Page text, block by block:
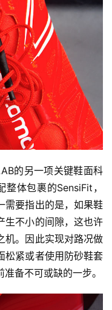
的另一项关键鞋面科
体包裹的SensiFit，
需要指出的是，如果鞋
生不小的间隙，这也许
机。因此实现对路况做
松紧或者使用防砂鞋套
备不可或缺的一步。